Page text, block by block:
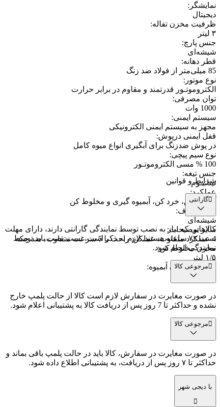
نمایشگر :
دیجیتال
ظرفیت مخزن تفاله:
۳ لیتر
جنس پارچ:
شیشه‌ای
قطر دهانه:
85 میلی‌متر از فولاد ضد زنگ
نوع موتور :
الکتروموتـور قدرتمند و مقاوم در برابر حرارت
توان مصرفی:
1000 وات
سیستم ایمنی:
مجهز به سیستم ایمنی الکترونیکی
قفل ایمنی درپوش:
در پوش ضدزنگ برای آبگیری انواع میوه کامل
نوع سیم پیچی:
100 % مسی الکتروموتـور
جنس تیغه:
تیتانیـوم
عملکرد:
آسیاب کن، خرد کن، آبمیوه گیری و مخلوط کن
جنس ظرف:
شیشه‌ای
سایر توضیحات:
4 عملکرد متفاوت، عملکرد راحت با 5 سرعت متفاوت، ضد چکه
مخزن مخلوط کن:
۱/۵ لیتر
ظرفیت مخزن آبمیوه:
شرایط و قوانین
گارانتی
کالاهایی که نیاز به نصب توسط نمایندگی گارانتی دارند، دارای مهلت
تست ۷۲ ساعته هستند. لازم به ذکر است، تست نصب باید توسط
نمایندگی انجام شود.
مرجوعی کالا
در صورت مغایرت در سفارش لازم است کالا از حالت پلمپ خارج
نشده و حداکثر تا 7 روز پس از دریافت کالا به پشتیبانی اعلام شود.
مرجوعی کالا
در صورت مغایرت در سفارش، کالا باید در حالت پلمپ باقی بماند و
حداکثر تا ۷ روز پس از دریافت، به پشتیبانی اطلاع داده شود.
با دیجی شهر